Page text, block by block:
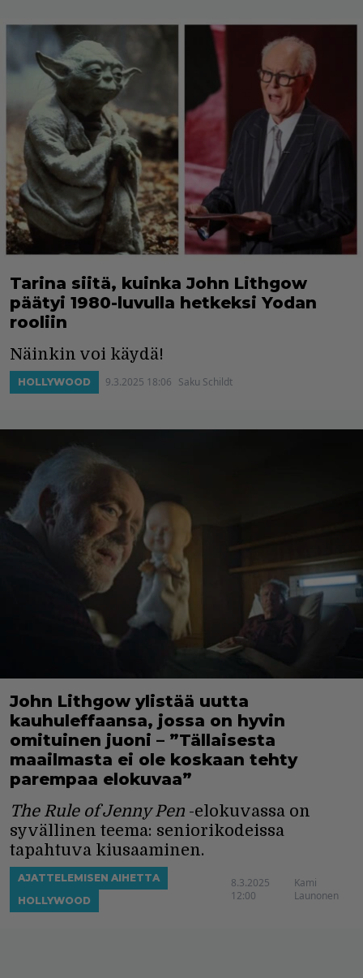
Tarina siitä, kuinka John Lithgow
päätyi 1980-luvulla hetkeksi Yodan
rooliin
Näinkin voi käydä!
HOLLYWOOD 9.3.2025 18:06 Saku Schildt
John Lithgow ylistää uutta
kauhuleffaansa, jossa on hyvin
omituinen juoni – ”Tällaisesta
maailmasta ei ole koskaan tehty
parempaa elokuvaa”
The Rule of Jenny Pen -elokuvassa on
syvällinen teema: seniorikodeissa
tapahtuva kiusaaminen.
AJATTELEMISEN AIHETTA
HOLLYWOOD
8.3.2025
12:00
Kami
Launonen